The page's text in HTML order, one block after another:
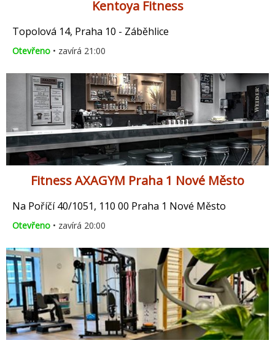
Kentoya Fitness
Topolová 14, Praha 10 - Záběhlice
Otevřeno • zavírá 21:00
Fitness AXAGYM Praha 1 Nové Město
Na Poříčí 40/1051, 110 00 Praha 1 Nové Město
Otevřeno • zavírá 20:00